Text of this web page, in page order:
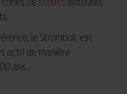
de scories entourés
le Stromboli, est
actif de manière
ans…